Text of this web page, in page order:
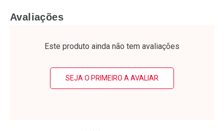
Laboratório
Por Menos Laboratório
Por Menos
Avaliações
Este produto ainda não tem avaliações
SEJA O PRIMEIRO A AVALIAR